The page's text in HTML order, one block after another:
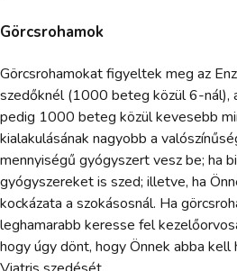
Görcsrohamok
Görcsrohamokat figyeltek meg az
szedőknél (1000 beteg közül 6-nál),
pedig 1000 beteg közül kevesebb
kialakulásának nagyobb a
mennyiségű gyógyszert vesz be; ha
gyógyszereket is szed; illetve, ha
kockázata a szokásosnál. Ha
leghamarabb keresse fel
hogy úgy dönt, hogy Önnek abba kell